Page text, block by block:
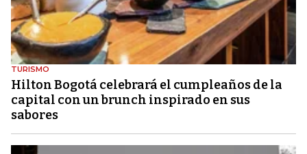
TURISMO
Hilton Bogotá celebrará el cumpleaños de la
capital con un brunch inspirado en sus
sabores